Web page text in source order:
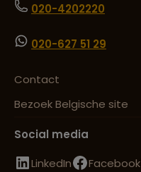
020-4202220
020-627 51 29
Contact
Bezoek Belgische site
Social media
LinkedIn
Facebook